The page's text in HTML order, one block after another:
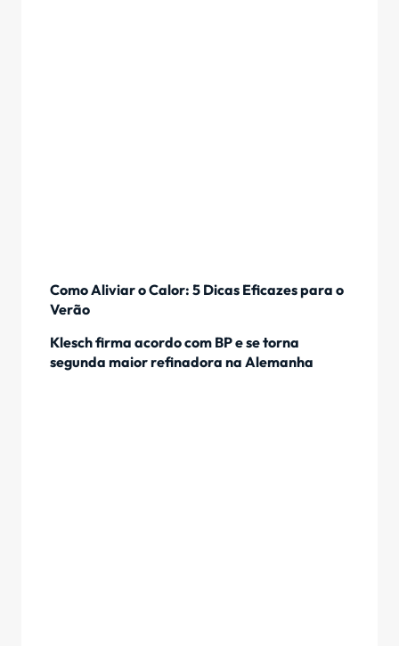
Como Aliviar o Calor: 5 Dicas Eficazes para o
Verão
Klesch firma acordo com BP e se torna
segunda maior refinadora na Alemanha